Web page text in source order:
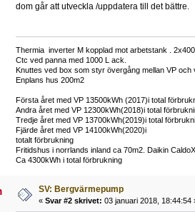
dom går att utveckla /uppdatera till det bättre.
Thermia inverter M kopplad mot arbetstank .
Ctc ved panna med 1000 L ack.
Knuttes ved box som styr övergång mellan VP och
Enplans hus 200m2
Första året med VP 13500kWh (2017)i total
Andra året med VP 12300kWh(2018)i total
Tredje året med VP 13700kWh(2019)i total
Fjärde året med VP 14100kWh(2020)i
totalt förbrukning
Fritidshus i norrlands inland ca 70m2. Daikin
Ca 4300kWh i total förbrukning
SV: Bergvärmepump
« Svar #2 skrivet: 03 januari 2018, 18:44:54